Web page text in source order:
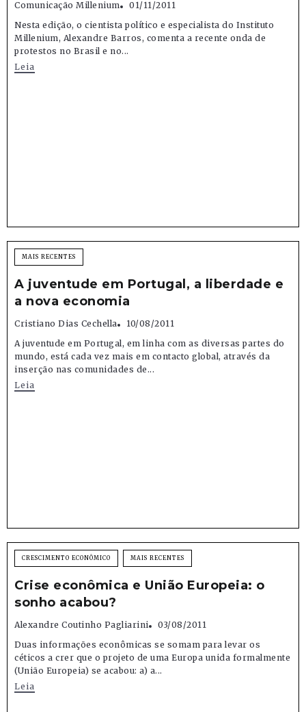
Comunicação Millenium
01/11/2011
Nesta edição, o cientista político e especialista do Instituto
Millenium, Alexandre Barros, comenta a recente onda de
protestos no Brasil e no...
Leia
MAIS RECENTES
A juventude em Portugal, a liberdade e
a nova economia
Cristiano Dias Cechella
10/08/2011
A juventude em Portugal, em linha com as diversas partes do
mundo, está cada vez mais em contacto global, através da
inserção nas comunidades de...
Leia
CRESCIMENTO ECONÔMICO MAIS RECENTES
Crise econômica e União Europeia: o
sonho acabou?
Alexandre Coutinho Pagliarini
03/08/2011
Duas informações econômicas se somam para levar os
céticos a crer que o projeto de uma Europa unida formalmente
(União Europeia) se acabou: a) a...
Leia